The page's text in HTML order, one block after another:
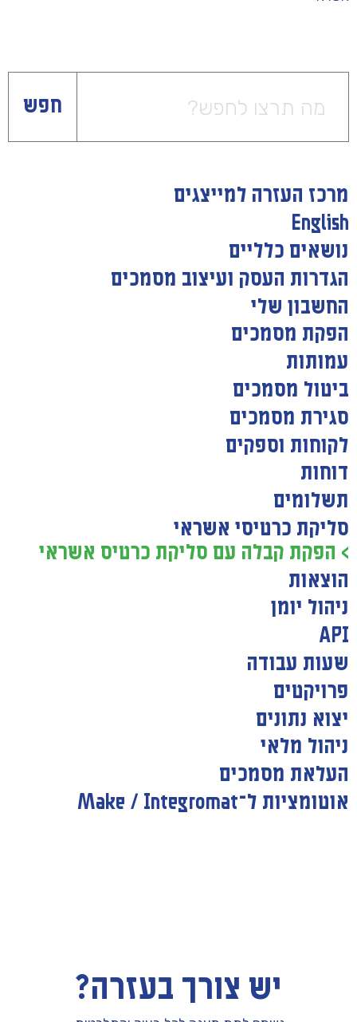
חפש
מרכז העזרה למייצגים
English
נושאים כלליים
הגדרות העסק ועיצוב מסמכים
החשבון שלי
הפקת מסמכים
עמותות
ביטול מסמכים
סגירת מסמכים
לקוחות וספקים
דוחות
תשלומים
סליקת כרטיסי אשראי
> הפקת קבלה עם סליקת כרטיס אשראי
הוצאות
ניהול יומן
API
שעות עבודה
פרויקטים
יצוא נתונים
ניהול מלאי
העלאת מסמכים
אוטומציות ל־Make / Integromat
יש צורך בעזרה?